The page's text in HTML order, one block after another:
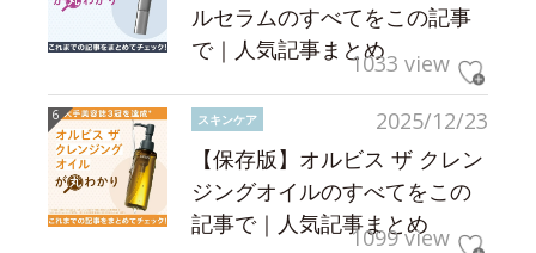
ルセラムのすべてをこの記事
で｜人気記事まとめ1033 view
2025/12/23
スキンケア
【保存版】オルビス ザ クレン
ジングオイルのすべてをこの
記事で｜人気記事まとめ
1099 view